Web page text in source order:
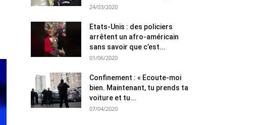
24/03/2020
Etats-Unis : des policiers
arrêtent un afro-américain
sans savoir que c’est...
01/06/2020
Confinement : « Ecoute-moi
bien. Maintenant, tu prends ta
voiture et tu...
07/04/2020